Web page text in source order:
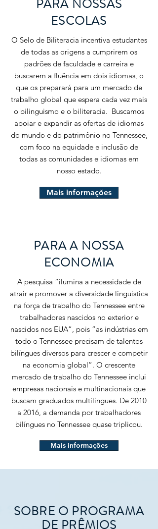
PARA NOSSAS
ESCOLAS
O Selo de Biliteracia incentiva estudantes
de todas as origens a cumprirem os
padrões de faculdade e carreira e
buscarem a fluência em dois idiomas, o
que os preparará para um mercado de
trabalho global que espera cada vez mais
o bilinguismo e o biliteracia. Buscamos
apoiar e expandir as ofertas de idiomas
do mundo e do patrimônio no Tennessee,
com foco na equidade e inclusão de
todas as comunidades e idiomas em
nosso estado.
Mais informações
PARA A NOSSA
ECONOMIA
A pesquisa “ilumina a necessidade de
atrair e promover a diversidade linguística
na força de trabalho do Tennessee entre
trabalhadores nascidos no exterior e
nascidos nos EUA”, pois “as indústrias em
todo o Tennessee precisam de talentos
bilíngues diversos para crescer e competir
na economia global”. O crescente
mercado de trabalho do Tennessee inclui
empresas nacionais e multinacionais que
buscam graduados multilíngues. De 2010
a 2016, a demanda por trabalhadores
bilíngues no Tennessee quase triplicou.
Mais informações
SOBRE O PROGRAMA
DE PRÊMIOS